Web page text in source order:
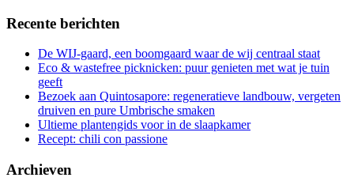
Recente berichten
De WIJ-gaard, een boomgaard waar de wij centraal staat
Eco & wastefree picknicken: puur genieten met wat je tuin
geeft
Bezoek aan Quintosapore: regeneratieve landbouw, vergeten
druiven en pure Umbrische smaken
Ultieme plantengids voor in de slaapkamer
Recept: chili con passione
Archieven